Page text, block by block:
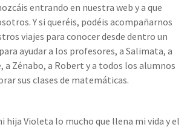
entrando en nuestra web y a que
Y si queréis, podéis acompañarnos
viajes para conocer desde dentro un
ayudar a los profesores, a Salimata, a
a Zénabo, a Robert y a todos los alumnos
sus clases de matemáticas.
hija Violeta lo mucho que llena mi vida y el